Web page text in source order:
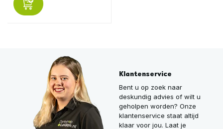
Klantenservice
Bent u op zoek naar
deskundig advies of wilt u
geholpen worden? Onze
klantenservice staat altijd
klaar voor jou. Laat je